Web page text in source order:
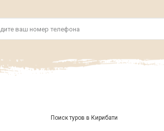
Поиск туров в Кирибати